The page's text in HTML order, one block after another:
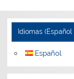
Idiomas
Español